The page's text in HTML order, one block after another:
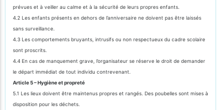
prévues et à veiller au calme et à la sécurité de leurs propres enfants.
4.2 Les enfants présents en dehors de l’anniversaire ne doivent pas être laissés
sans surveillance.
4.3 Les comportements bruyants, intrusifs ou non respectueux du cadre scolaire
sont proscrits.
4.4 En cas de manquement grave, l’organisateur se réserve le droit de demander
le départ immédiat de tout individu contrevenant.
Article 5 – Hygiène et propreté
5.1 Les lieux doivent être maintenus propres et rangés. Des poubelles sont mises à
disposition pour les déchets.